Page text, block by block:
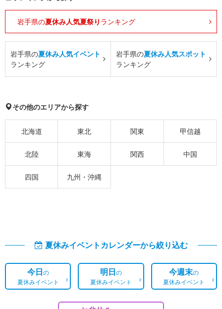
岩手県の夏休み人気夏祭り ランキング
岩手県の夏休み人気イベント
ランキング
岩手県の夏休み人気スポット
ランキング
その他のエリアから探す
北海道 東北 関東 甲信越
北陸 東海 関西 中国
四国 九州・沖縄
夏休みイベントカレンダーから絞り込む
今日の
夏休みイベント
明日の
夏休みイベント
今週末の
夏休みイベント